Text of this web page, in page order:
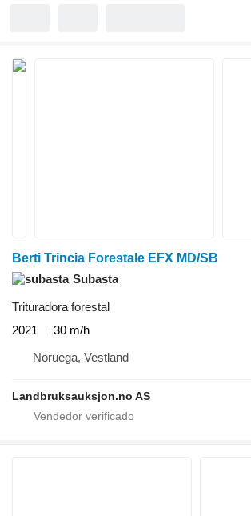
Berti Trincia Forestale EFX MD/SB
Subasta
Trituradora forestal
2021
30 m/h
Noruega, Vestland
Landbruksauksjon.no AS